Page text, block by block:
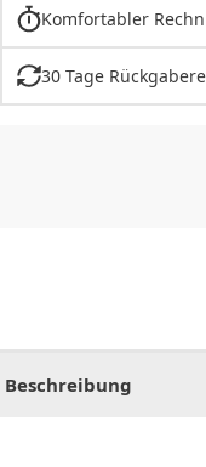
Komfortabler
30 Tage
Beschreibung